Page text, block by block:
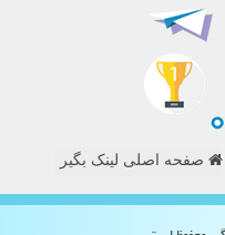
صفحه اصلی لینک بگیر